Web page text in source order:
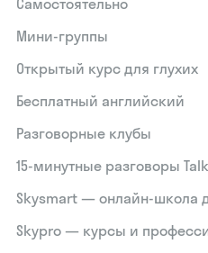
Самостоятельно
Мини-группы
Открытый курс для глухих
Бесплатный английский
Разговорные клубы
15‑минутные разговоры
Skysmart — онлайн-школа
Skypro — курсы и